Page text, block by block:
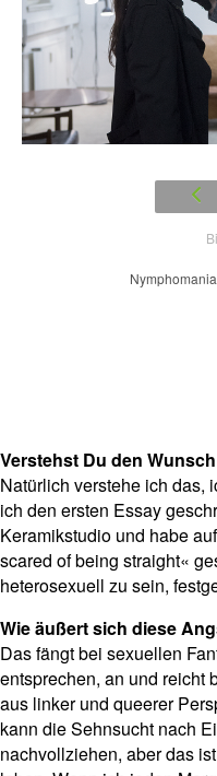
Verstehst Du den
Natürlich verstehe ich das,
ich den ersten Essay
Keramikstudio und habe
scared of being straight«
heterosexuell zu sein,
Wie äußert sich diese
Das fängt bei sexuellen
entsprechen, an und reicht
aus linker und queerer
kann die Sehnsucht nach
nachvollziehen, aber das